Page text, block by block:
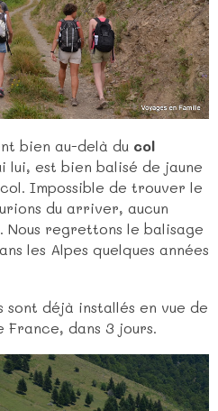
bien au-delà du col
lui, est bien balisé de jaune
Impossible de trouver le
du arriver, aucun
Nous regrettons le balisage
les Alpes quelques années
déjà installés en vue de
France, dans 3 jours.